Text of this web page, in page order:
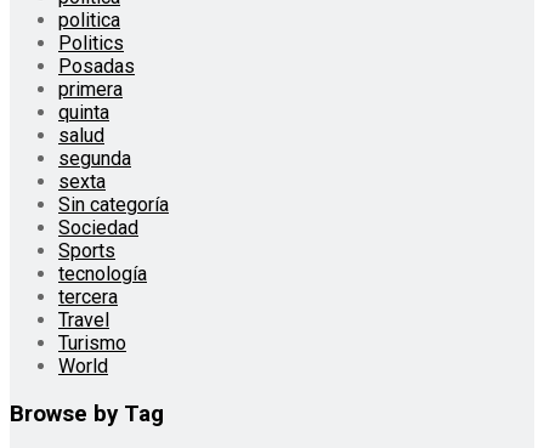
politica
Politics
Posadas
primera
quinta
salud
segunda
sexta
Sin categoría
Sociedad
Sports
tecnología
tercera
Travel
Turismo
World
Browse by Tag